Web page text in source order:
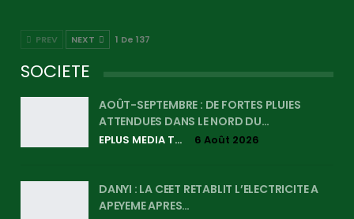
PREV NEXT 1 De 137
SOCIETE
AOÛT-SEPTEMBRE : DE FORTES PLUIES
ATTENDUES DANS LE NORD DU…
EPLUS MEDIA TV 6 Août 2026
DANYI : LA CEET RETABLIT L’ELECTRICITE A
APEYEME APRES…